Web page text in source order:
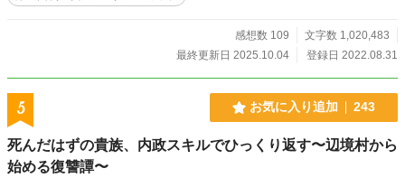
感想数 109
文字数 1,020,483
最終更新日 2025.10.04
登録日 2022.08.31
5 お気に入り追加 243
死んだはずの貴族、内政スキルでひっくり返す〜辺境村から
始める復讐譚〜